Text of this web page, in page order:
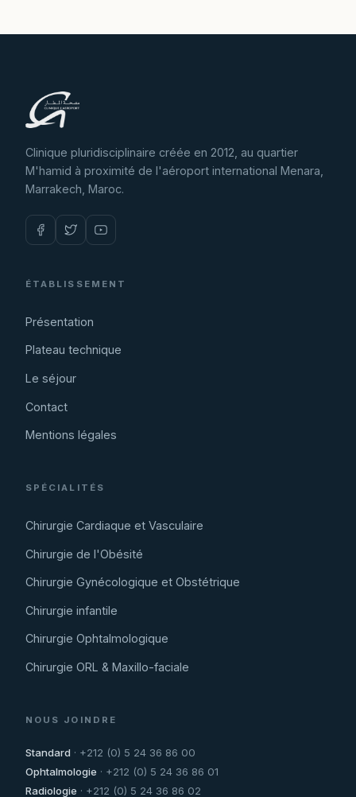
Clinique pluridisciplinaire créée en 2012, au quartier
M'hamid à proximité de l'aéroport international Menara,
Marrakech, Maroc.
ÉTABLISSEMENT
Présentation
Plateau technique
Le séjour
Contact
Mentions légales
SPÉCIALITÉS
Chirurgie Cardiaque et Vasculaire
Chirurgie de l'Obésité
Chirurgie Gynécologique et Obstétrique
Chirurgie infantile
Chirurgie Ophtalmologique
Chirurgie ORL & Maxillo-faciale
NOUS JOINDRE
Standard · +212 (0) 5 24 36 86 00
Ophtalmologie · +212 (0) 5 24 36 86 01
Radiologie · +212 (0) 5 24 36 86 02